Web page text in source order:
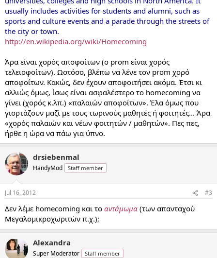
usually includes activities for students and alumni, such as
sports and culture events and a parade through the streets of
the city or town.
http://en.wikipedia.org/wiki/Homecoming
Άρα είναι χορός αποφοίτων (ο prom είναι χορός
τελειοφοίτων). Ωστόσο, βλέπω να λένε τον prom χορό
αποφοίτων. Κακώς, δεν έχουν αποφοιτήσει ακόμα. Έτσι κι
αλλιώς όμως, ίσως είναι ασφαλέστερο το homecoming να
γίνει (χορός κ.λπ.) «παλαιών αποφοίτων». Έλα όμως που
γιορτάζουν μαζί με τους τωρινούς μαθητές ή φοιτητές... Άρα
«χορός παλαιών και νέων φοιτητών / μαθητών». Πες πες,
ήρθε η ώρα να πάω για ύπνο.
drsiebenmal
HandyMod Staff member
Jul 16, 2012 #3
Δεν λέμε homecoming και το αντάμωμα (των απανταχού
Μεγαλομικροχωριτών π.χ.);
Alexandra
Super Moderator Staff member